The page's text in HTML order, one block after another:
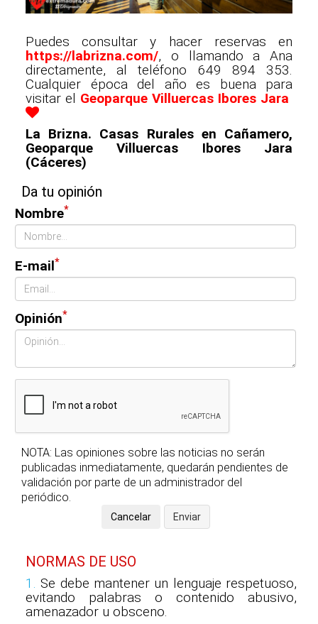
Puedes consultar y hacer reservas en
https://labrizna.com/, o llamando a Ana
directamente, al teléfono 649 894 353.
Cualquier época del año es buena para
visitar el Geoparque Villuercas Ibores Jara
La Brizna. Casas Rurales en Cañamero,
Geoparque Villuercas Ibores Jara
(Cáceres)
Da tu opinión
Nombre*
E-mail*
Opinión*
NOTA: Las opiniones sobre las noticias no serán
publicadas inmediatamente, quedarán pendientes de
validación por parte de un administrador del
periódico.
NORMAS DE USO
1. Se debe mantener un lenguaje respetuoso,
evitando palabras o contenido abusivo,
amenazador u obsceno.